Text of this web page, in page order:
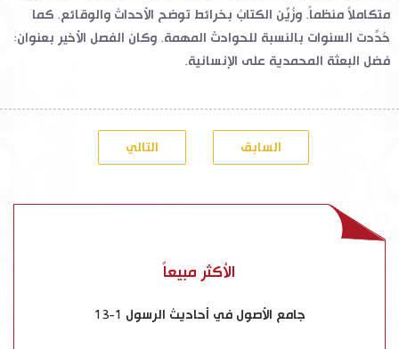
متكاملاً منظماً. وزُيِّن الكتابُ بخرائط توضح الأحداث والوقائع. كما
حُدِّدت السنوات بالنسبة للحوادث المهمة. وكان الفصل الأخير بعنوان:
فضل البعثة المحمدية على الإنسانية.
التالي السابق
الأكثر مبيعاً
جامع الأصول في أحاديث الرسول 1-13